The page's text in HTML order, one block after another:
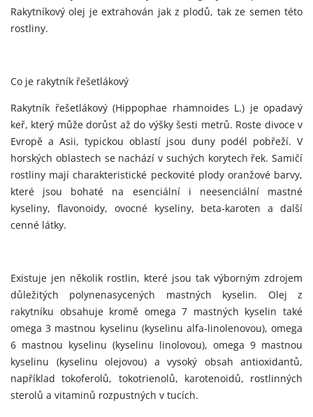
Rakytníkový olej je extrahován jak z plodů, tak ze semen této
rostliny.
Co je rakytník řešetlákový
Rakytník řešetlákový (Hippophae rhamnoides L.) je opadavý
keř, který může dorůst až do výšky šesti metrů. Roste divoce v
Evropě a Asii, typickou oblastí jsou duny podél pobřeží. V
horských oblastech se nachází v suchých korytech řek. Samičí
rostliny mají charakteristické peckovité plody oranžové barvy,
které jsou bohaté na esenciální i neesenciální mastné
kyseliny, flavonoidy, ovocné kyseliny, beta-karoten a další
cenné látky.
Existuje jen několik rostlin, které jsou tak výborným zdrojem
důležitých polynenasycených mastných kyselin. Olej z
rakytníku obsahuje kromě omega 7 mastných kyselin také
omega 3 mastnou kyselinu (kyselinu alfa-linolenovou), omega
6 mastnou kyselinu (kyselinu linolovou), omega 9 mastnou
kyselinu (kyselinu olejovou) a vysoký obsah antioxidantů,
například tokoferolů, tokotrienolů, karotenoidů, rostlinných
sterolů a vitaminů rozpustných v tucích.